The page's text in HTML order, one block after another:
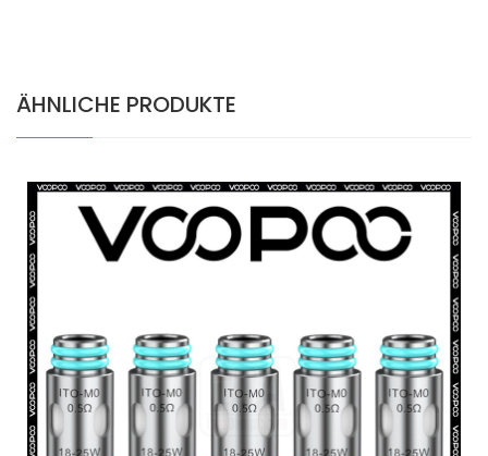
ÄHNLICHE PRODUKTE